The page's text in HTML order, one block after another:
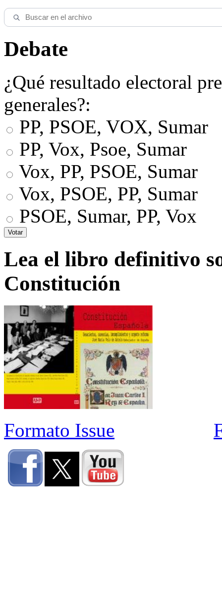
Debate
¿Qué resultado electoral
generales?:
PP, PSOE, VOX, Sumar
PP, Vox, Psoe, Sumar
Vox, PP, PSOE, Sumar
Vox, PSOE, PP, Sumar
PSOE, Sumar, PP, Vox
Lea el libro definitivo
Constitución
Formato Issue